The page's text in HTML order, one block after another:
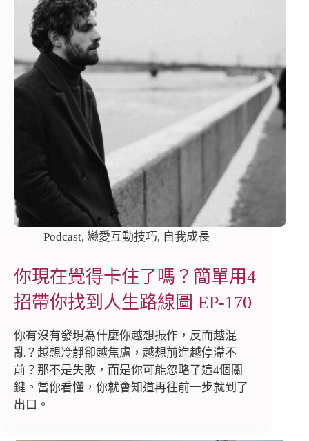
Podcast, 戀愛互動技巧, 自我成長
你現在覺得卡住了嗎？簡單用4
招帶你找到人生路線圖 EP-170
你有沒有發現為什麼你越想振作，反而越混
亂？越想冷靜卻越焦慮，越想前進越停滯不
前？那不是失敗，而是你可能忽略了這4個關
鍵。當你看懂，你就會知道再往前一步就到了
出口。